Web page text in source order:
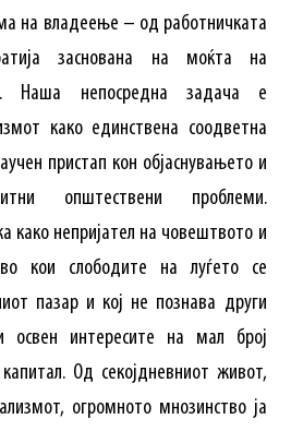
на владеење – од работничката
заснована на моќта на
Наша непосредна задача е
како единствена соодветна
пристап кон објаснувањето и
општествени проблеми.
како непријател на човештвото и
кои слободите на луѓето се
пазар и кој не познава други
освен интересите на мал број
Од секојдневниот живот,
огромното мнозинство ја